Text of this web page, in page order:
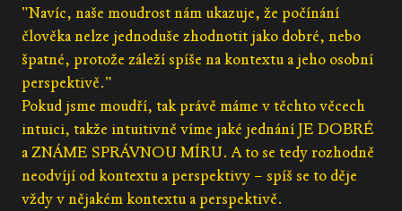
"Navíc, naše moudrost nám ukazuje, že počínání
člověka nelze jednoduše zhodnotit jako dobré, nebo
špatné, protože záleží spíše na kontextu a jeho osobní
perspektivě."
Pokud jsme moudří, tak právě máme v těchto věcech
intuici, takže intuitivně víme jaké jednání JE DOBRÉ
a ZNÁME SPRÁVNOU MÍRU. A to se tedy rozhodně
neodvíjí od kontextu a perspektivy – spíš se to děje
vždy v nějakém kontextu a perspektivě.